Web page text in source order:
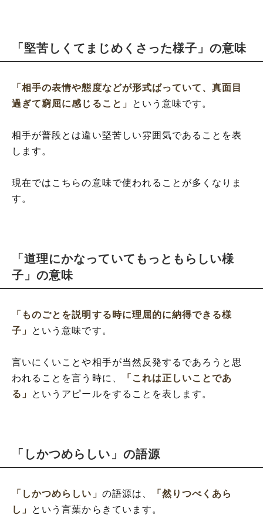
「堅苦しくてまじめくさった様子」の意味
「相手の表情や態度などが形式ばっていて、真面目
過ぎて窮屈に感じること」
という意味です。
相手が普段とは違い堅苦しい雰囲気であることを表
します。
現在ではこちらの意味で使われることが多くなりま
す。
「道理にかなっていてもっともらしい様
子」の意味
「ものごとを説明する時に理屈的に納得できる様
子」
という意味です。
言いにくいことや相手が当然反発するであろうと思
われることを言う時に、
「これは正しいことであ
る」
というアピールをすることを表します。
「しかつめらしい」の語源
「しかつめらしい」 の語源は、
「然りつべくあら
し」
という言葉からきています。